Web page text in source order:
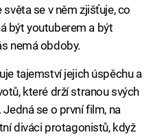
se v něm zjišťuje, co
být youtuberem a být
nemá obdoby.
tajemství jejich úspěchu a
které drží stranou svých
se o první film, na
diváci protagonistů, když